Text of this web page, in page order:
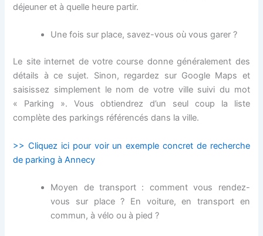
déjeuner et à quelle heure partir.
Une fois sur place, savez-vous où vous garer ?
Le site internet de votre course donne généralement des
détails à ce sujet. Sinon, regardez sur Google Maps et
saisissez simplement le nom de votre ville suivi du mot
« Parking ». Vous obtiendrez d’un seul coup la liste
complète des parkings référencés dans la ville.
>> Cliquez ici pour voir un exemple concret de recherche
de parking à Annecy
Moyen de transport : comment vous rendez-
vous sur place ? En voiture, en transport en
commun, à vélo ou à pied ?